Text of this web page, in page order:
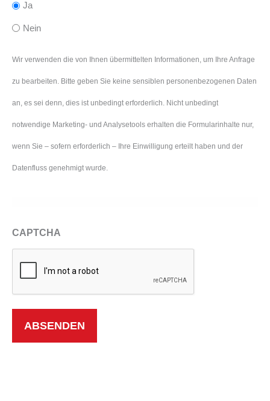
Ja
Nein
Wir verwenden die von Ihnen übermittelten Informationen, um Ihre Anfrage
zu bearbeiten. Bitte geben Sie keine sensiblen personenbezogenen Daten
an, es sei denn, dies ist unbedingt erforderlich. Nicht unbedingt
notwendige Marketing- und Analysetools erhalten die Formularinhalte nur,
wenn Sie – sofern erforderlich – Ihre Einwilligung erteilt haben und der
Datenfluss genehmigt wurde.
CAPTCHA